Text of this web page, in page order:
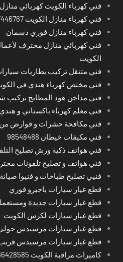
فني كهرباء الكويت كهربائي منازل 97446767
فني كهرباء منازل الكويت 97446767
فني كهرباء منازل فوري دسمان
فني كهربائي منازل محترف
الكويت
فني متنقل تركيب بطاريات
فني مختص كهرباء هندي في
فني مداخن هود المطابخ تركيب
فني معلم كهرباء باكستاني و
فني مكافحة حشرات و قوارض
فني مكيفات خيطان 98548488
فني هواتف ذكية ورش تصليح
فني هواتف و تصليح تلفونات
فنيي تصليح طباخات و فنيوا
قطع غيار سيارات باجيرو فوري
قطع غيار سيارات جديدة
قطع غيار سيارات لكزس الكويت
قطع غيار سيارات مرسيدس
قطع غيار سيارات مرسيدس
كاميرات مراقبة الكويت 66428585